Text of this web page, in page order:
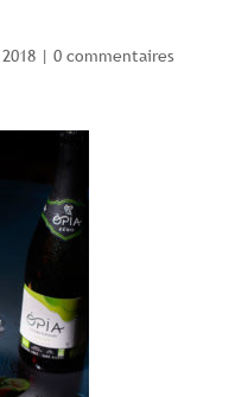
| 0 commentaires